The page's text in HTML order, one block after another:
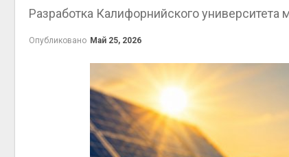
Разработка Калифорнийского
Опубликовано Май 25, 2026